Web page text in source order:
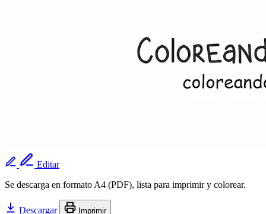
Editar
Se descarga en formato A4 (PDF), lista para imprimir y colorear.
Descargar Imprimir